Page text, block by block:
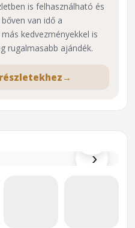
›
⌕
is felhasználható és
van idő a
kedvezményekkel is
rugalmasabb ajándék.
→